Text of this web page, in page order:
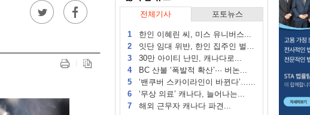
전체기사 포토뉴스
1한인 이혜린 씨, 미스 유니버스...
2잇단 임대 위반, 한인 집주인 벌금...
330만 아이티 난민, 캐나다로...
4BC 산불 ‘폭발적 확산’··· 버논...
5‘밴쿠버 스카이라인이 바뀐다’…...
6‘무상 의료’ 캐나다, 늘어나는...
7해외 근무자 캐나다 파견...